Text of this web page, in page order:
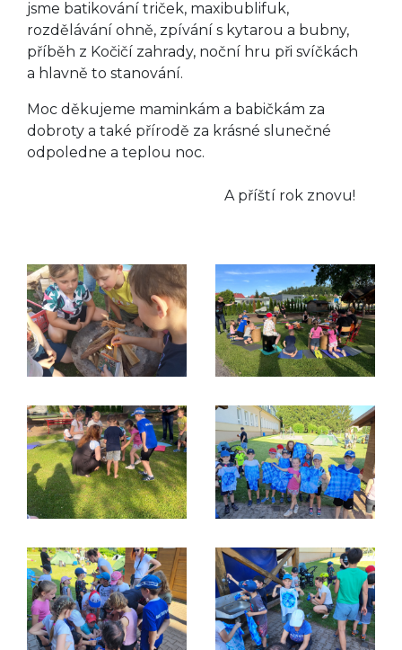
jsme batikování triček, maxibublifuk,
rozdělávání ohně, zpívání s kytarou a bubny,
příběh z Kočičí zahrady, noční hru při svíčkách
a hlavně to stanování.
Moc děkujeme maminkám a babičkám za
dobroty a také přírodě za krásné slunečné
odpoledne a teplou noc.
A příští rok znovu!